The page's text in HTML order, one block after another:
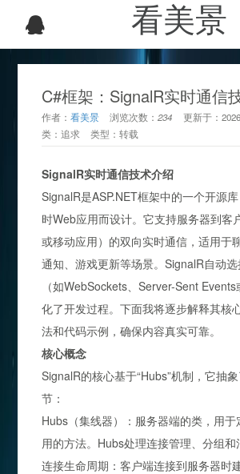
看美景
C#框架：SignalR实时通信
作者：看美景 浏览次数：234 更新于：
类：追求 类型：转载
SignalR实时通信技术介绍
SignalR是ASP.NET框架中的一个开源
时Web应用而设计。它支持服务器到客
或移动应用）的双向实时通信，适用于
通知、游戏更新等场景。SignalR自动
（如WebSockets、Server-Sent
化了开发过程。下面我将逐步解释其核
法和代码示例，确保内容真实可靠。
核心概念
SignalR的核心基于“Hubs”机制，它抽
节：
Hubs（集线器）：服务器端的类，用于
用的方法。Hubs处理连接管理、分组和
连接生命周期：客户端连接到服务器时